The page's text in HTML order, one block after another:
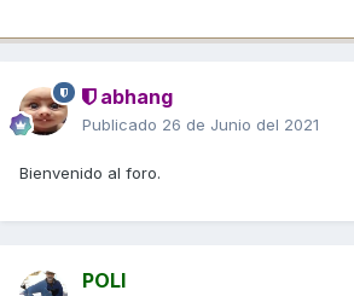
abhang
Publicado 26 de Junio del 2021
Bienvenido al foro.
POLI